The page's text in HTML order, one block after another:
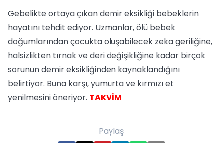
Gebelikte ortaya çıkan demir eksikliği bebeklerin
hayatını tehdit ediyor. Uzmanlar, ölü bebek
doğumlarından çocukta oluşabilecek zeka geriliğine,
halsizlikten tırnak ve deri değişikliğine kadar birçok
sorunun demir eksikliğinden kaynaklandığını
belirtiyor. Buna karşı, yumurta ve kırmızı et
yenilmesini öneriyor. TAKVİM
Paylaş